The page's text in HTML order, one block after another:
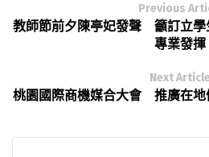
Previous
教師節前夕陳亭妃發聲 籲訂立
專業發揮
Next Article
桃園國際商機媒合大會 推廣在地